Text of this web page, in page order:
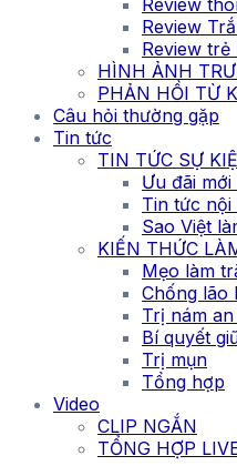
Review
Review
Review trẻ
HÌNH ẢNH
PHẢN HỒI TỪ
Câu hỏi thường gặp
Tin tức
TIN TỨC SỰ
Ưu đãi
Tin tức nội
Sao Việt
KIẾN THỨC
Mẹo làm
Chống lão
Trị nám
Bí quyết
Trị mụn
Tổng hợp
Video
CLIP NGẮN
TỔNG HỢP